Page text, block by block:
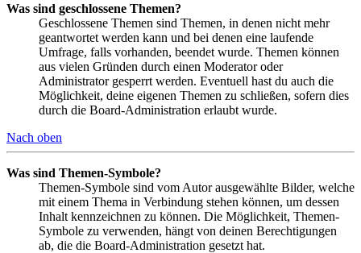
Was sind geschlossene Themen?
Geschlossene Themen sind Themen, in denen nicht mehr
geantwortet werden kann und bei denen eine laufende
Umfrage, falls vorhanden, beendet wurde. Themen können
aus vielen Gründen durch einen Moderator oder
Administrator gesperrt werden. Eventuell hast du auch die
Möglichkeit, deine eigenen Themen zu schließen, sofern dies
durch die Board-Administration erlaubt wurde.
Nach oben
Was sind Themen-Symbole?
Themen-Symbole sind vom Autor ausgewählte Bilder, welche
mit einem Thema in Verbindung stehen können, um dessen
Inhalt kennzeichnen zu können. Die Möglichkeit, Themen-
Symbole zu verwenden, hängt von deinen Berechtigungen
ab, die die Board-Administration gesetzt hat.